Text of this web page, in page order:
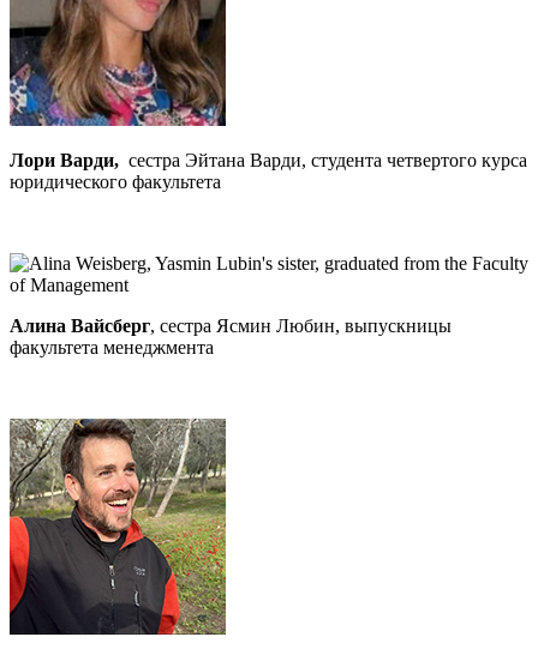
Лори Варди, сестра Эйтана Варди, студента четвертого курса
юридического факультета
Алина Вайсберг, сестра Ясмин Любин, выпускницы
факультета менеджмента